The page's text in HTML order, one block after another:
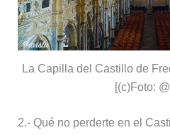
La Capilla del Castillo de
[(c)Foto:
2.- Qué no perderte en el